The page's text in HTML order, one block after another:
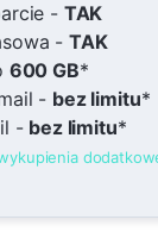
- TAK
- TAK
600 GB*
- bez limitu*
- bez limitu*